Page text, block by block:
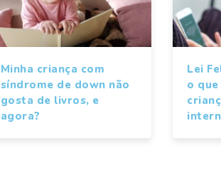
Minha criança com
síndrome de down não
gosta de livros, e
agora?
Lei
o